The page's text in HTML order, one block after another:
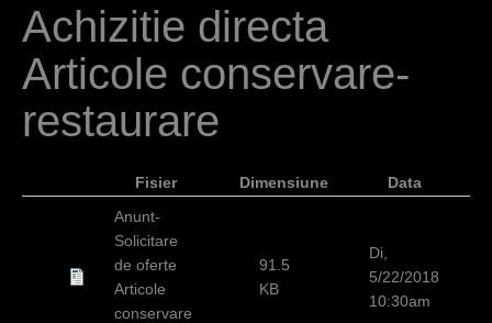
i
e
s
i
Achizitie directa
Articole conservare-
restaurare
Fisier Dimensiune
Data
Anunt-
Solicitare
de oferte
Articole
conservare
91.5
KB
Di,
5/22/2018
10:30am